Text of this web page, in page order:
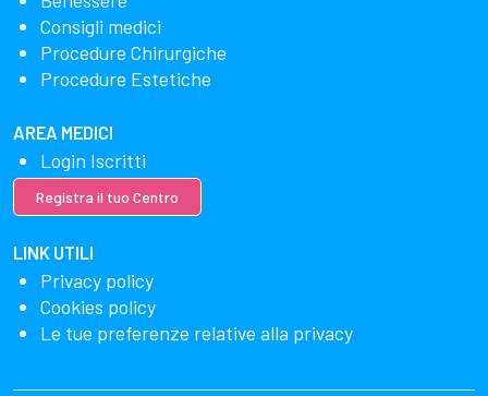
Consigli medici
Procedure Chirurgiche
Procedure Estetiche
AREA MEDICI
Login Iscritti
Registra il tuo Centro
LINK UTILI
Privacy policy
Cookies policy
Le tue preferenze relative alla privacy